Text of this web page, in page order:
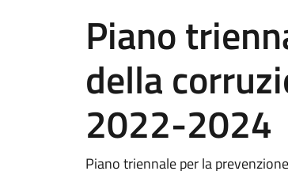
Piano
della
2022-2024
Piano triennale per la